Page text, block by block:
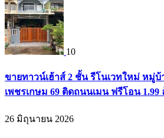
10
ขายทาวน์เฮ้าส์ 2 ชั้น รีโนเวทใหม่ หมู่บ้
เพชรเกษม 69 ติดถนนเมน ฟรีโอน 1.99
26 มิถุนายน 2026